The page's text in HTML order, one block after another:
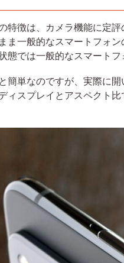
特徴は、カメラ機能に定
ま一般的なスマートフォ
態では一般的なスマート
簡単なのですが、実際に
ィスプレイとアスペクト